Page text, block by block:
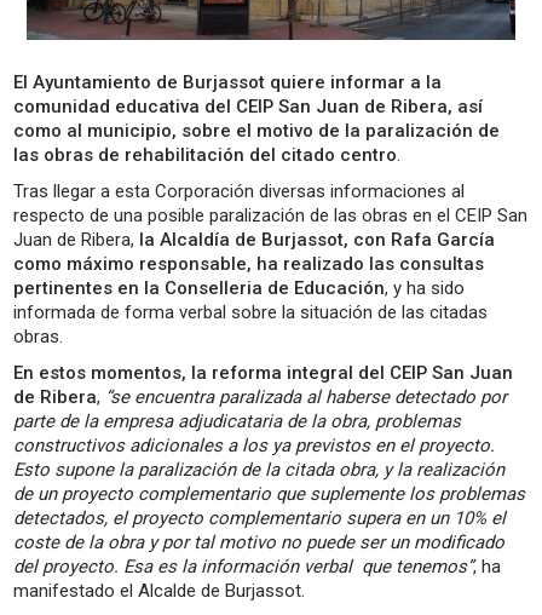
El Ayuntamiento de Burjassot quiere informar a la
comunidad educativa del CEIP San Juan de Ribera, así
como al municipio, sobre el motivo de la paralización de
las obras de rehabilitación del citado centro.
Tras llegar a esta Corporación diversas informaciones al
respecto de una posible paralización de las obras en el CEIP San
Juan de Ribera, la Alcaldía de Burjassot, con Rafa García
como máximo responsable, ha realizado las consultas
pertinentes en la Conselleria de Educación, y ha sido
informada de forma verbal sobre la situación de las citadas
obras.
En estos momentos, la reforma integral del CEIP San Juan
de Ribera, “se encuentra paralizada al haberse detectado por
parte de la empresa adjudicataria de la obra, problemas
constructivos adicionales a los ya previstos en el proyecto.
Esto supone la paralización de la citada obra, y la realización
de un proyecto complementario que suplemente los problemas
detectados, el proyecto complementario supera en un 10% el
coste de la obra y por tal motivo no puede ser un modificado
del proyecto. Esa es la información verbal que tenemos”, ha
manifestado el Alcalde de Burjassot.